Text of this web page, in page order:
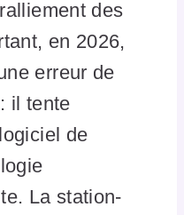
des
en 2026,
erreur de
il tente
de
La station-